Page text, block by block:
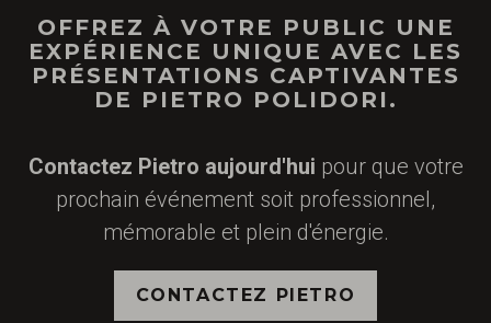
OFFREZ À VOTRE PUBLIC UNE
EXPÉRIENCE UNIQUE AVEC LES
PRÉSENTATIONS CAPTIVANTES
DE PIETRO POLIDORI.
Contactez Pietro aujourd'hui pour que votre
prochain événement soit professionnel,
mémorable et plein d'énergie.
CONTACTEZ PIETRO